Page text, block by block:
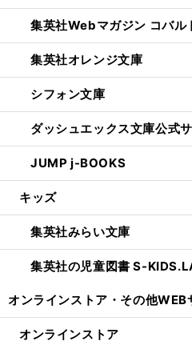
集英社Webマガジン コバル
集英社オレンジ文庫
シフォン文庫
ダッシュエックス文庫公式
JUMP j-BOOKS
キッズ
集英社みらい文庫
集英社の児童図書 S-
オンラインストア・ その他WEB
オンラインストア